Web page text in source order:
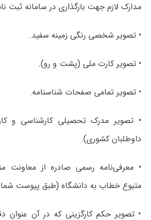
مدارک لازم جهت بارگذاری در سامانه ثبت
• تصویر شخصی رنگی زمینه سفید.
• تصویر کارت ملی (پشت و رو).
• تصویر تمامی صفحات شناسنامه.
• تصویر مدرک تحصیلی کارشناسی و
داوطلبان کشوری).
• معرفی‌نامه رسمی صادره از معاونت
متبوع خطاب به دانشگاه (طبق پیوست شماره
• تصویر حکم کارگزینی که در آن عنوان